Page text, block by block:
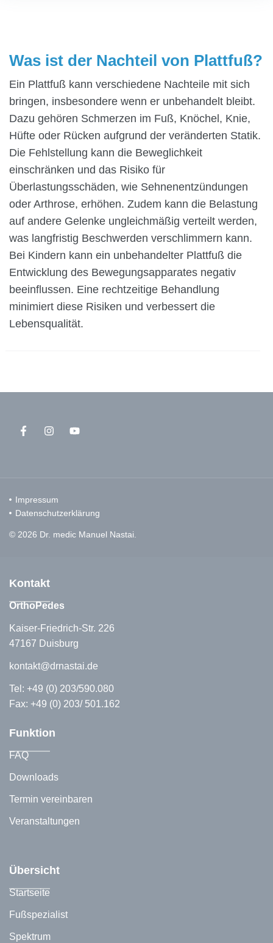
Was ist der Nachteil von Plattfuß?
Ein Plattfuß kann verschiedene Nachteile mit sich
bringen, insbesondere wenn er unbehandelt bleibt.
Dazu gehören Schmerzen im Fuß, Knöchel, Knie,
Hüfte oder Rücken aufgrund der veränderten Statik.
Die Fehlstellung kann die Beweglichkeit
einschränken und das Risiko für
Überlastungsschäden, wie Sehnenentzündungen
oder Arthrose, erhöhen. Zudem kann die Belastung
auf andere Gelenke ungleichmäßig verteilt werden,
was langfristig Beschwerden verschlimmern kann.
Bei Kindern kann ein unbehandelter Plattfuß die
Entwicklung des Bewegungsapparates negativ
beeinflussen. Eine rechtzeitige Behandlung
minimiert diese Risiken und verbessert die
Lebensqualität.
Impressum
Datenschutzerklärung
© 2026 Dr. medic Manuel Nastai.
Kontakt
OrthoPedes
Kaiser-Friedrich-Str. 226
47167 Duisburg
kontakt@drnastai.de
Tel: +49 (0) 203/590.080
Fax: +49 (0) 203/ 501.162
Funktion
FAQ
Downloads
Termin vereinbaren
Veranstaltungen
Übersicht
Startseite
Fußspezialist
Spektrum